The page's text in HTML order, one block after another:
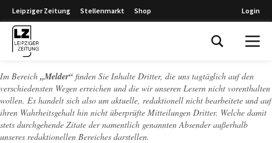
Leipziger Zeitung Stellenmarkt Shop Login
Im Bereich „Melder“ finden Sie Inhalte Dritter, die uns tagtäglich auf den
verschiedensten Wegen erreichen und die wir unseren Lesern nicht vorenthalten
wollen. Es handelt sich also um aktuelle, redaktionell nicht bearbeitete und auf
ihren Wahrheitsgehalt hin nicht überprüfte Mitteilungen Dritter. Welche damit
stets durchgehende Zitate der namentlich genannten Absender außerhalb
unseres redaktionellen Bereiches darstellen.